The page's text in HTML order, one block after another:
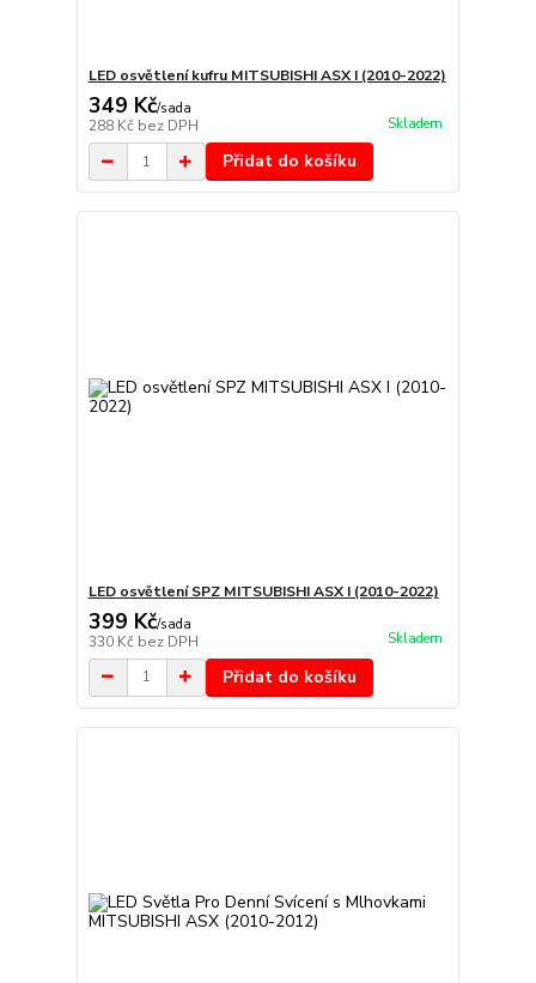
LED osvětlení kufru MITSUBISHI ASX I (2010-2022)
349 Kč/sada
288 Kč bez DPH Skladem
Přidat do košíku
LED osvětlení SPZ MITSUBISHI ASX I (2010-2022)
399 Kč/sada
330 Kč bez DPH Skladem
Přidat do košíku